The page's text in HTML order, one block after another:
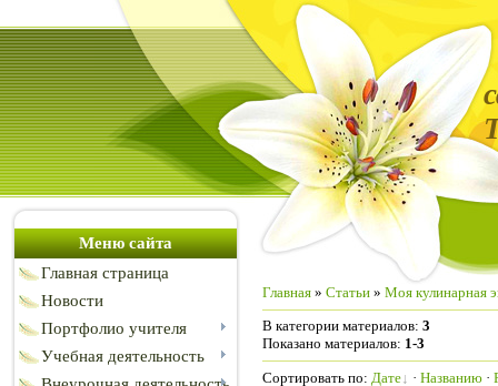
Меню сайта
Главная страница
Новости
Портфолио учителя
Учебная деятельность
Главная » Статьи » Моя кулинарная
В категории материалов: 3
Показано материалов: 1-3
Сортировать по: Дате · Названию ·